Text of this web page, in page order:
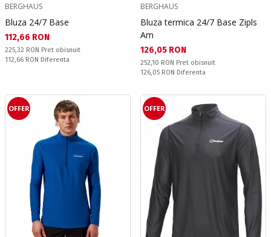
BERGHAUS
Bluza 24/7 Base
Текуща цена:
112,66 RON
Pret obisnuit:
225,32 RON Pret obisnuit
Спестявате:
112,66 RON Diferenta
BERGHAUS
Bluza termica 24/7 Base Zipls
Am
Текуща цена:
126,05 RON
Pret obisnuit:
252,10 RON Pret obisnuit
Спестявате:
126,05 RON Diferenta
OFFER OFFER